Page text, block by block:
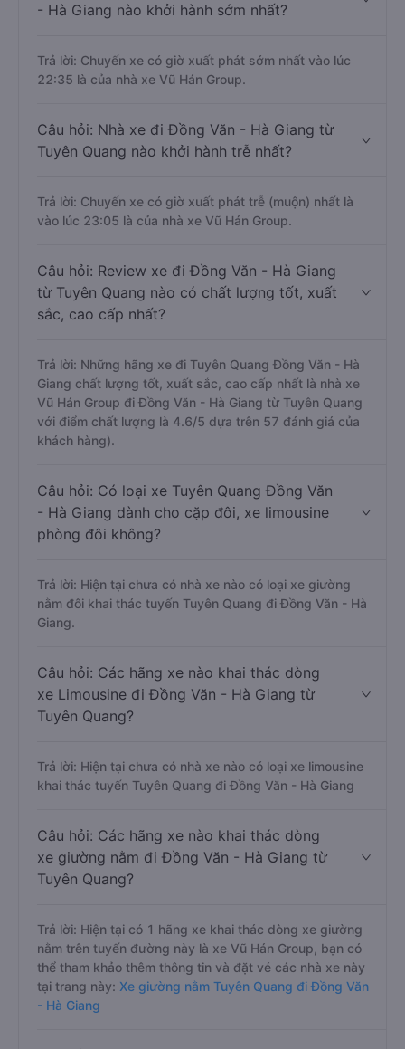
- Hà Giang nào khởi hành sớm nhất?
Trả lời: Chuyến xe có giờ xuất phát sớm nhất vào lúc
22:35 là của nhà xe Vũ Hán Group.
Câu hỏi: Nhà xe đi Đồng Văn - Hà Giang từ
Tuyên Quang nào khởi hành trễ nhất?
Trả lời: Chuyến xe có giờ xuất phát trễ (muộn) nhất là
vào lúc 23:05 là của nhà xe Vũ Hán Group.
Câu hỏi: Review xe đi Đồng Văn - Hà Giang
từ Tuyên Quang nào có chất lượng tốt, xuất
sắc, cao cấp nhất?
Trả lời: Những hãng xe đi Tuyên Quang Đồng Văn - Hà
Giang chất lượng tốt, xuất sắc, cao cấp nhất là nhà xe
Vũ Hán Group đi Đồng Văn - Hà Giang từ Tuyên Quang
với điểm chất lượng là 4.6/5 dựa trên 57 đánh giá của
khách hàng).
Câu hỏi: Có loại xe Tuyên Quang Đồng Văn
- Hà Giang dành cho cặp đôi, xe limousine
phòng đôi không?
Trả lời: Hiện tại chưa có nhà xe nào có loại xe giường
nằm đôi khai thác tuyến Tuyên Quang đi Đồng Văn - Hà
Giang.
Câu hỏi: Các hãng xe nào khai thác dòng
xe Limousine đi Đồng Văn - Hà Giang từ
Tuyên Quang?
Trả lời: Hiện tại chưa có nhà xe nào có loại xe limousine
khai thác tuyến Tuyên Quang đi Đồng Văn - Hà Giang
Câu hỏi: Các hãng xe nào khai thác dòng
xe giường nằm đi Đồng Văn - Hà Giang từ
Tuyên Quang?
Trả lời: Hiện tại có 1 hãng xe khai thác dòng xe giường
nằm trên tuyến đường này là xe Vũ Hán Group, bạn có
thể tham khảo thêm thông tin và đặt vé các nhà xe này
tại trang này: Xe giường nằm Tuyên Quang đi Đồng Văn
- Hà Giang